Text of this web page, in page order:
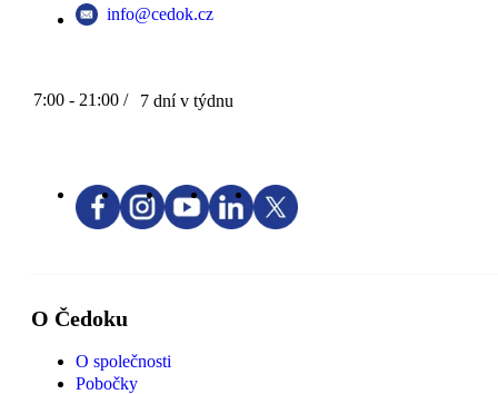
info@cedok.cz
7:00 - 21:00 / 7 dní v týdnu
O Čedoku
O společnosti
Pobočky